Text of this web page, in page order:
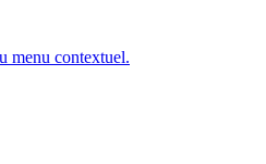
menu contextuel.